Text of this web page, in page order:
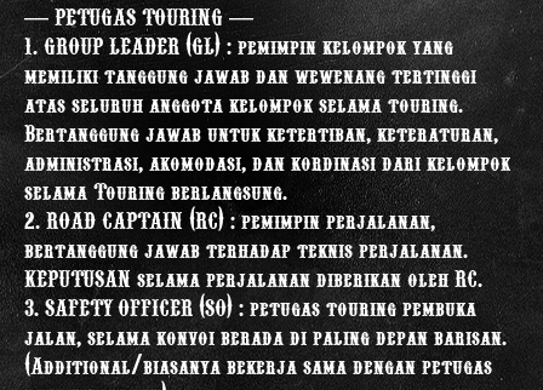
— PETUGAS TOURING —
1. GROUP LEADER (GL) : pemimpin kelompok yang
memiliki tanggung jawab dan wewenang tertinggi
atas seluruh anggota kelompok selama touring.
Bertanggung jawab untuk ketertiban, keteraturan,
administrasi, akomodasi, dan kordinasi dari kelompok
selama Touring berlangsung.
2. ROAD CAPTAIN (RC) : pemimpin perjalanan,
bertanggung jawab terhadap teknis perjalanan.
KEPUTUSAN selama perjalanan diberikan oleh RC.
3. SAFETY OFFICER (SO) : petugas touring pembuka
jalan, selama konvoi berada di paling depan barisan.
(Additional/biasanya bekerja sama dengan petugas